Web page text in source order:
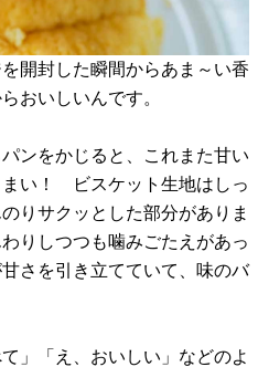
開封した瞬間からあま～い香
おいしいんです。
ンをかじると、これまた甘い
い！ ビスケット生地はしっ
りサクッとした部分がありま
りしつつも噛みごたえがあっ
さを引き立てていて、味のバ
」「え、おいしい」などのよ